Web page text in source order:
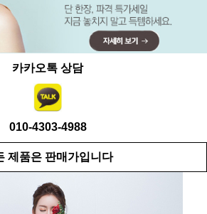
카카오톡 상담
010-4303-4988
제품은 판매가입니다